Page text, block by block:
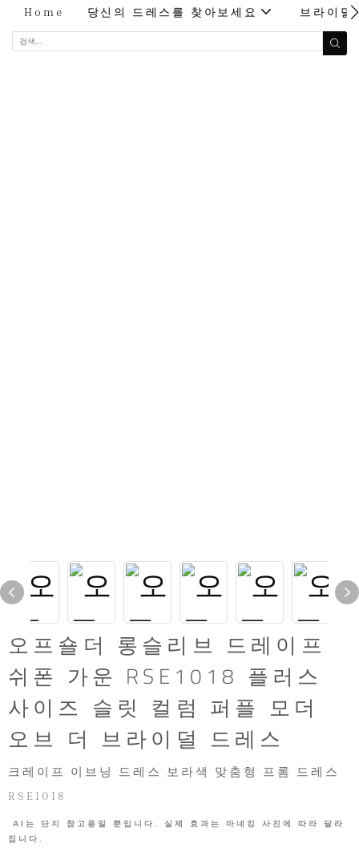
Home 당신의 드레스를 찾아보세요 브라이덜
오프숄더 롱슬리브 드레이프
쉬폰 가운 RSE1018 플러스
사이즈 슬릿 컬럼 퍼플 모더
오브 더 브라이덜 드레스
크레이프 이브닝 드레스 보라색 맞춤형 프롬 드레스
RSE1018
AI는 단지 참고용일 뿐입니다. 실제 효과는 마네킹 사진에 따라 달라
집니다.